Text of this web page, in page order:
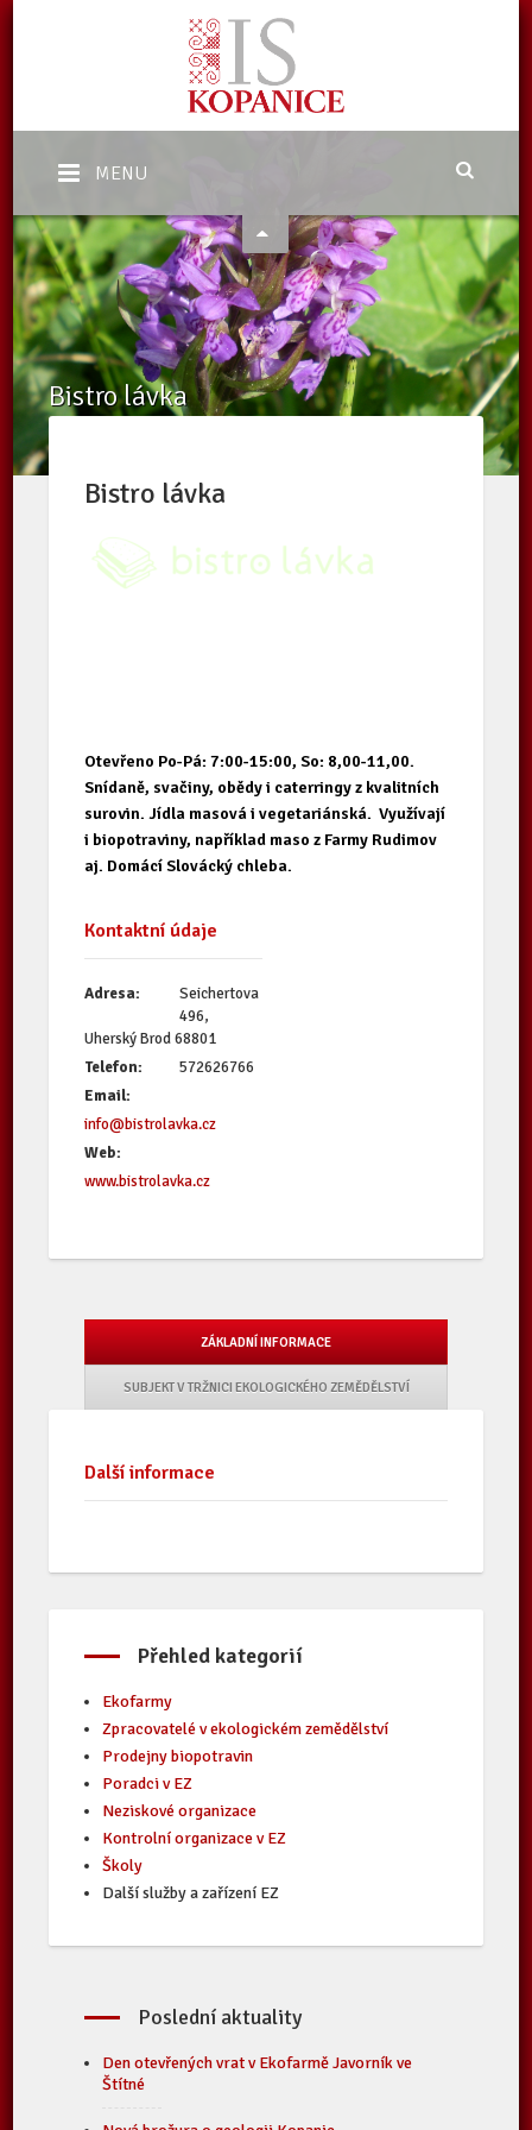
MENU
Bistro lávka
Bistro lávka
Otevřeno Po-Pá: 7:00-15:00, So: 8,00-11,00.
Snídaně, svačiny, obědy i caterringy z kvalitních
surovin. Jídla masová i vegetariánská. Využívají
i biopotraviny, například maso z Farmy Rudimov
aj. Domácí Slovácký chleba.
Kontaktní údaje
Adresa:
Seichertova
496,
Uherský Brod 68801
Telefon:
572626766
Email:
info@bistrolavka.cz
Web:
www.bistrolavka.cz
ZÁKLADNÍ INFORMACE
SUBJEKT V TRŽNICI EKOLOGICKÉHO ZEMĚDĚLSTVÍ
Další informace
Přehled kategorií
Ekofarmy
Zpracovatelé v ekologickém zemědělství
Prodejny biopotravin
Poradci v EZ
Neziskové organizace
Kontrolní organizace v EZ
Školy
Další služby a zařízení EZ
Poslední aktuality
Den otevřených vrat v Ekofarmě Javorník ve
Štítné